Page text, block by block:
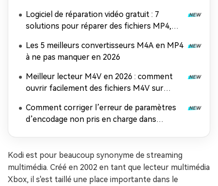
Logiciel de réparation vidéo gratuit : 7
solutions pour réparer des fichiers MP4,
Les 5 meilleurs convertisseurs M4A en MP4
à ne pas manquer en 2026
Meilleur lecteur M4V en 2026 : comment
ouvrir facilement des fichiers M4V sur
Comment corriger l’erreur de paramètres
d’encodage non pris en charge dans
Kodi est pour beaucoup synonyme de streaming
multimédia. Créé en 2002 en tant que lecteur multimédia
Xbox, il s'est taillé une place importante dans le